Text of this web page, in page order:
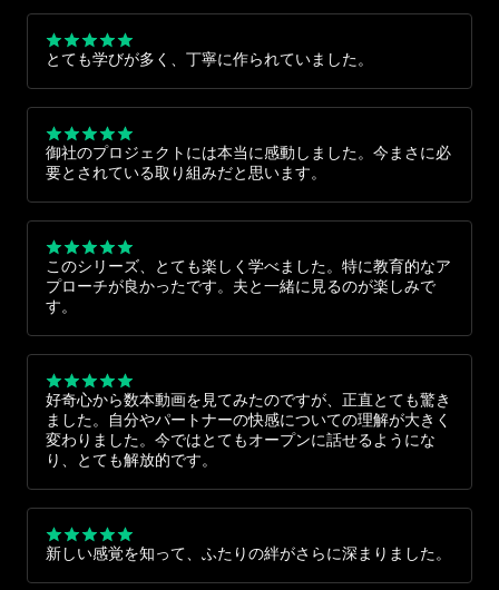
とても学びが多く、丁寧に作られていました。
御社のプロジェクトには本当に感動しました。今まさに必
要とされている取り組みだと思います。
このシリーズ、とても楽しく学べました。特に教育的なア
プローチが良かったです。夫と一緒に見るのが楽しみで
す。
好奇心から数本動画を見てみたのですが、正直とても驚き
ました。自分やパートナーの快感についての理解が大きく
変わりました。今ではとてもオープンに話せるようにな
り、とても解放的です。
新しい感覚を知って、ふたりの絆がさらに深まりました。